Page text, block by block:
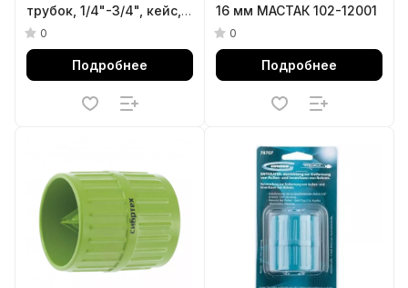
трубок, 1/4"-3/4", кейс,
10 предметов МАСТАК
102-22416C
0
Подробнее
16 мм МАСТАК 102-12001
0
Подробнее